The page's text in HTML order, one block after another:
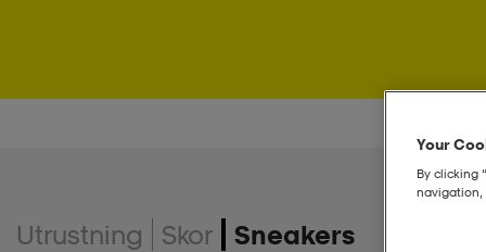
Utrustning Skor Sneakers
Your
By clicking
navigation,